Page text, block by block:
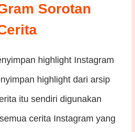
Sorotan
highlight Instagram
highlight dari arsip
itu sendiri digunakan
cerita Instagram yang